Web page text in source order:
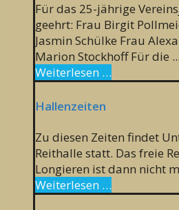
Für das 25-jährige
geehrt: Frau Birgit
Jasmin Schülke Frau
Marion Stockhoff Für die ...
Weiterlesen …
Hallenzeiten
Zu diesen Zeiten findet
Reithalle statt. Das freie
Longieren ist dann nicht
Weiterlesen …